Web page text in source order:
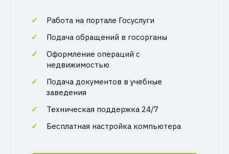
Работа на портале Госуслуги
Подача обращений в госорганы
Оформление операций с
недвижимостью
Подача документов в учебные
заведения
Техническая поддержка 24/7
Бесплатная настройка компьютера